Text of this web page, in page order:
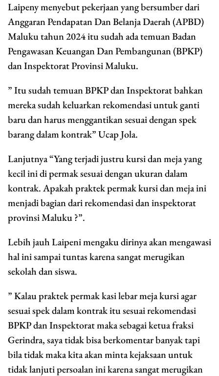
Laipeny menyebut pekerjaan yang bersumber dari
Anggaran Pendapatan Dan Belanja Daerah (APBD)
Maluku tahun 2024 itu sudah ada temuan Badan
Pengawasan Keuangan Dan Pembangunan (BPKP)
dan Inspektorat Provinsi Maluku.
” Itu sudah temuan BPKP dan Inspektorat bahkan
mereka sudah keluarkan rekomendasi untuk ganti
baru dan harus menggantikan sesuai dengan spek
barang dalam kontrak” Ucap Jola.
Lanjutnya “Yang terjadi justru kursi dan meja yang
kecil ini di permak sesuai dengan ukuran dalam
kontrak. Apakah praktek permak kursi dan meja ini
menjadi bagian dari rekomendasi dan inspektorat
provinsi Maluku ?”.
Lebih jauh Laipeni mengaku dirinya akan mengawasi
hal ini sampai tuntas karena sangat merugikan
sekolah dan siswa.
” Kalau praktek permak kasi lebar meja kursi agar
sesuai spek dalam kontrak itu sesuai rekomendasi
BPKP dan Inspektorat maka sebagai ketua fraksi
Gerindra, saya tidak bisa berkomentar banyak tapi
bila tidak maka kita akan minta kejaksaan untuk
tidak lanjuti persoalan ini karena sangat merugikan